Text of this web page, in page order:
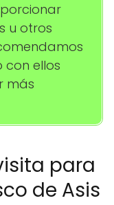
u otros
ellos
más
para
de Asis